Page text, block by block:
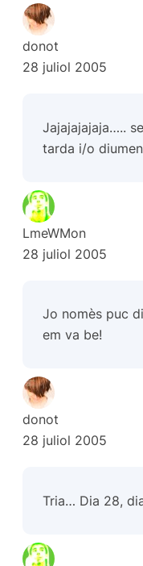
donot
28 juliol 2005
Jajajajajaja…..
tarda i/o
LmeWMon
28 juliol 2005
Jo nomès puc
em va be!
donot
28 juliol 2005
Tria… Dia 28,